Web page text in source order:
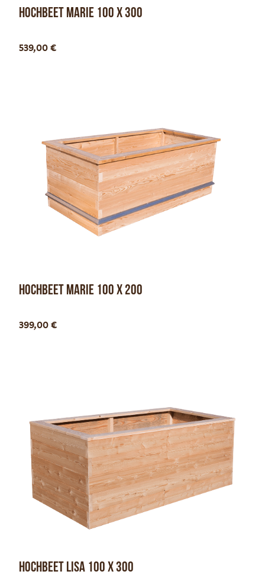
Hochbeet Marie 100 x 300
539,00 €
Hochbeet Marie 100 x 200
399,00 €
Hochbeet Lisa 100 x 300